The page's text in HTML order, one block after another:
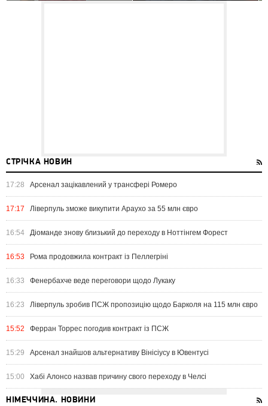
СТРІЧКА НОВИН
17:28 Арсенал зацікавлений у трансфері Ромеро
17:17 Ліверпуль зможе викупити Араухо за 55 млн євро
16:54 Діоманде знову близький до переходу в Ноттінгем Форест
16:53 Рома продовжила контракт із Пеллегріні
16:33 Фенербахче веде переговори щодо Лукаку
16:23 Ліверпуль зробив ПСЖ пропозицію щодо Барколя на 115 млн євро
15:52 Ферран Торрес погодив контракт із ПСЖ
15:29 Арсенал знайшов альтернативу Вінісіусу в Ювентусі
15:00 Хабі Алонсо назвав причину свого переходу в Челсі
НІМЕЧЧИНА. НОВИНИ